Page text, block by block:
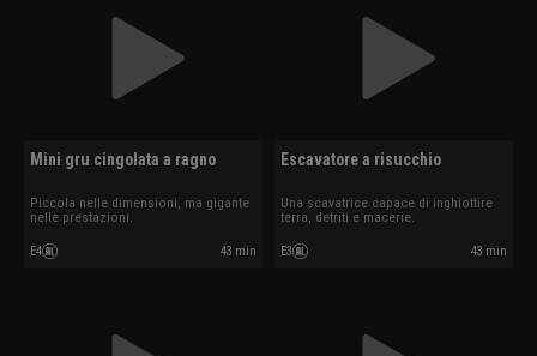
Mini gru cingolata a ragno
Piccola nelle dimensioni, ma gigante
nelle prestazioni.
E4 43 min
Escavatore a risucchio
Una scavatrice capace di inghiottire
terra, detriti e macerie.
E3 43 min